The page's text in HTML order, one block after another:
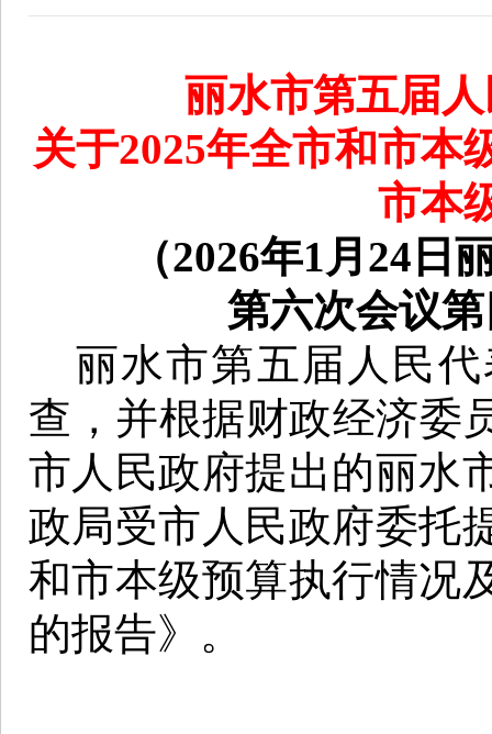
丽水市第五届
关于2025年全市和市本
市本
（2026年1月24
第六次会议
丽水市第五届人民
查，并根据财政经济委
市人民政府提出的丽水
政局受市人民政府委托
和市本级预算执行情况
的报告》。